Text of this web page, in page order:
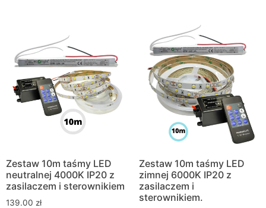
Zestaw 10m taśmy LED
neutralnej 4000K IP20 z
zasilaczem i sterownikiem
139.00 zł
Zestaw 10m taśmy LED
zimnej 6000K IP20 z
zasilaczem i
sterownikiem.